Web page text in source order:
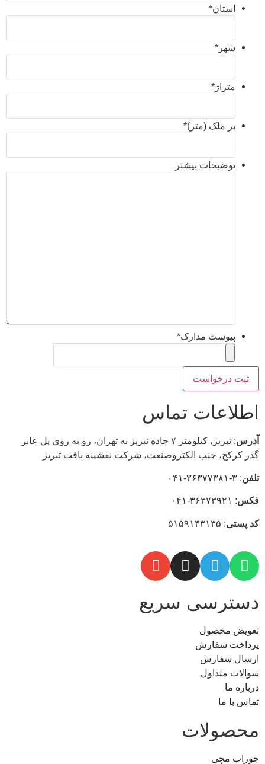
استان*
شهر *
متراژ *
بر ملک (متر)*
توضیحات بیشتر
پیوست مدارک*
اطلاعات تماس
آدرس
: تبریز، كيلومتر ۷ جاده تبريز به تهران، رو به روی پل عابر
گذر کرکج، جنب الکتروصنعت، شركت نقشينه بافت تبريز
تلفن: ۳-۳۶۳۷۷۳۸۱-۰۴۱
فکس: ۳۶۳۷۳۹۲۱-۰۴۱
كد پستی: ۵۱۵۹۱۴۳۱۳۵
دسترسی سریع
تعویض محصول
پرداخت سفارش
ارسال سفارش
سوالات متداول
درباره ما
تماس با ما
محصولات
جوراب مچی